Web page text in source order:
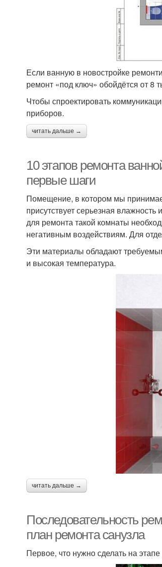
Если ванную в новостройке
ремонт «под ключ» обойдётся от 8
Чтобы спроектировать
приборов.
читать дальше →
10 этапов ремонта
первые шаги
Помещение, в котором мы
присутствует серьезная
для ремонта такой комнаты
негативным воздействиям. Для
Эти материалы обладают
и высокая температура.
читать дальше →
Последовательность
план ремонта санузла
Первое, что нужно сделать на